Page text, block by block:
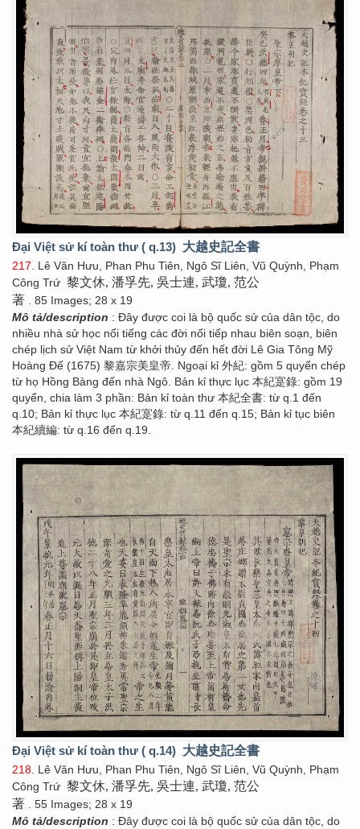
Đại Việt sử kí toàn thư ( q.13) 大越史記全書
217 . Lê Văn Hưu, Phan Phu Tiên, Ngô Sĩ Liên, Vũ Quỳnh, Phạm
Công Trứ 黎文休, 潘孚先, 吳士連, 武瓊, 范公
著 . 85 Images; 28 x 19
Mô tả/description : Đây được coi là bộ quốc sử của dân tộc, do
nhiều nhà sử học nổi tiếng các đời nối tiếp nhau biên soạn, biên
chép lịch sử Việt Nam từ khởi thủy đến hết đời Lê Gia Tông Mỹ
Hoàng Đế (1675) 黎嘉宗美皇帝. Ngoại kỉ 外紀: gồm 5 quyển chép
từ họ Hồng Bàng đến nhà Ngô. Bản kỉ thực lục 本紀寔錄: gồm 19
quyển, chia làm 3 phần: Bản kỉ toàn thư 本紀全書: từ q.1 đến
q.10; Bản kỉ thực lục 本紀寔錄: từ q.11 đến q.15; Bản kỉ tục biên
本紀續編: từ q.16 đến q.19.
Đại Việt sử kí toàn thư ( q.14) 大越史記全書
218. Lê Văn Hưu, Phan Phu Tiên, Ngô Sĩ Liên, Vũ Quỳnh, Phạm
Công Trứ 黎文休, 潘孚先, 吳士連, 武瓊, 范公
著 . 55 Images; 28 x 19
Mô tả/description : Đây được coi là bộ quốc sử của dân tộc, do